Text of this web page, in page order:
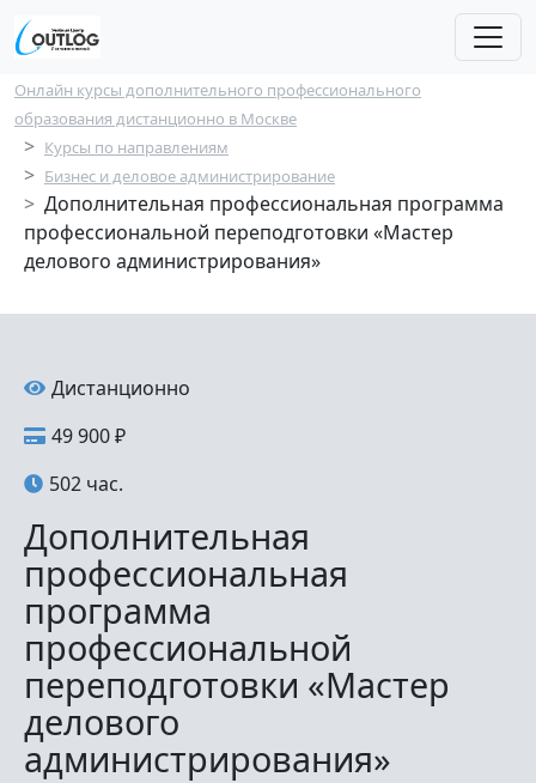
Перейти к основному содержанию
Строка навигации
Онлайн курсы дополнительного профессионального
образования дистанционно в Москве
Курсы по направлениям
Бизнес и деловое администрирование
Дополнительная профессиональная программа
профессиональной переподготовки «Мастер
делового администрирования»
Дистанционно
49 900 ₽
502 час.
Дополнительная
профессиональная
программа
профессиональной
переподготовки «Мастер
делового
администрирования»